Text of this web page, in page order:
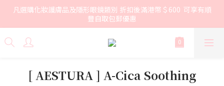
凡選購化妝護膚品及隱形眼鏡類別 折扣後滿港幣＄600  可享有順
豐自取包郵優惠
[ AESTURA ] A-Cica Soothing